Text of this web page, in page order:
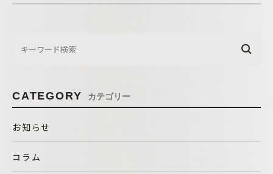
CATEGORY カテゴリー
お知らせ
コラム